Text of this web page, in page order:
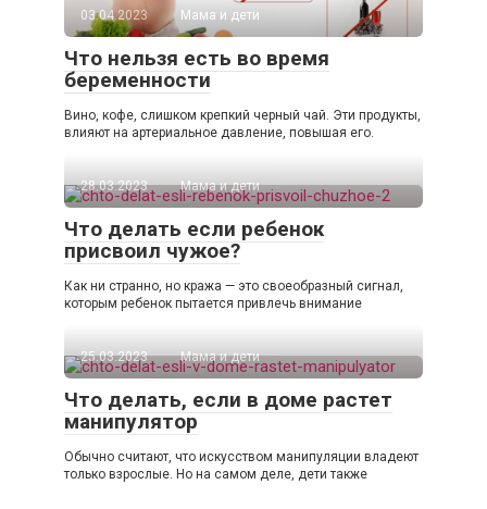
03.04.2023 Мама и дети
Что нельзя есть во время
беременности
Вино, кофе, слишком крепкий черный чай. Эти продукты,
влияют на артериальное давление, повышая его.
28.03.2023 Мама и дети
Что делать если ребенок
присвоил чужое?
Как ни странно, но кража — это своеобразный сигнал,
которым ребенок пытается привлечь внимание
25.03.2023 Мама и дети
Что делать, если в доме растет
манипулятор
Обычно считают, что искусством манипуляции владеют
только взрослые. Но на самом деле, дети также